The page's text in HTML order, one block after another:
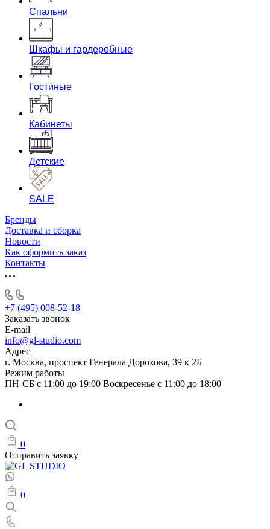
Спальни
Шкафы и гардеробные
Гостиные
Кабинеты
Детские
SALE
Бренды
Доставка и сборка
Новости
Как оформить заказ
Контакты
+7 (495) 008-52-18
Заказать звонок
E-mail
info@gl-studio.com
Адрес
г. Москва, проспект Генерала Дорохова, 39 к 2Б
Режим работы
ПН-СБ с 11:00 до 19:00 Воскресенье с 11:00 до 18:00
0
Отправить заявку
0